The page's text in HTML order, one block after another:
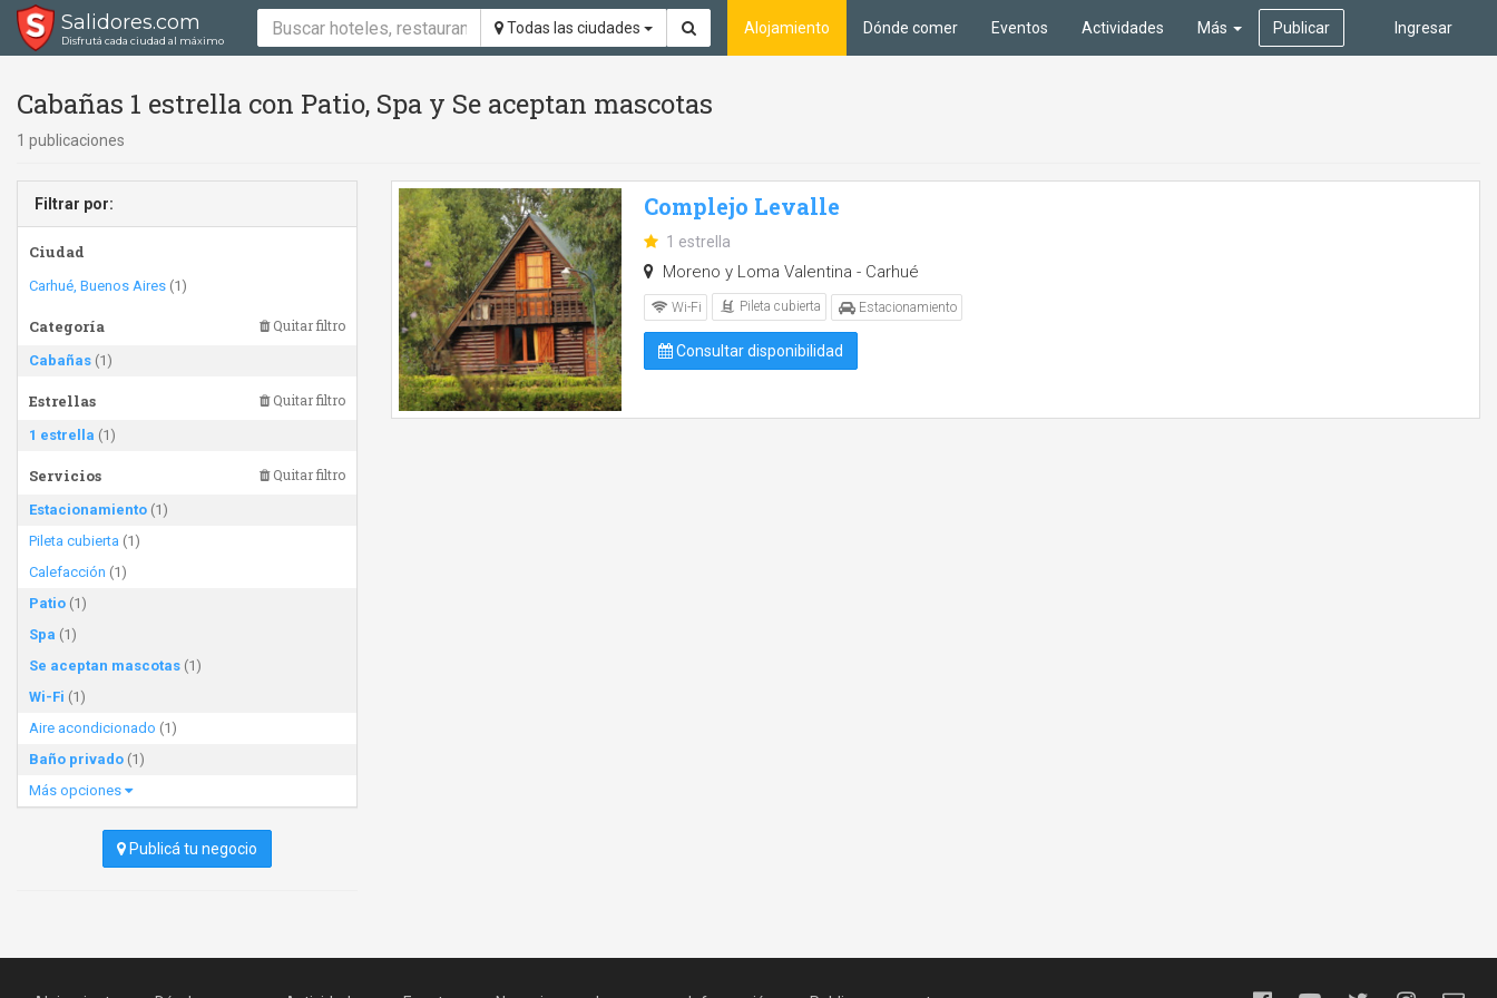
Salidores.com
Disfrutá cada ciudad al máximo
Todas las ciudades Ingresar
Alojamiento Dónde comer Eventos Actividades Más Publicar
Cabañas 1 estrella con Patio, Spa y Se aceptan mascotas
1 publicaciones
Filtrar por:
Ciudad
Carhué, Buenos Aires (1)
Categoría Quitar filtro
Cabañas (1)
Estrellas Quitar filtro
1 estrella (1)
Servicios Quitar filtro
Estacionamiento (1)
Pileta cubierta (1)
Calefacción (1)
Patio (1)
Spa (1)
Se aceptan mascotas (1)
Wi-Fi (1)
Aire acondicionado (1)
Baño privado (1)
Más opciones
Publicá tu negocio
Complejo Levalle
1 estrella
Moreno y Loma Valentina - Carhué
Wi-Fi Pileta cubierta Estacionamiento
Consultar disponibilidad